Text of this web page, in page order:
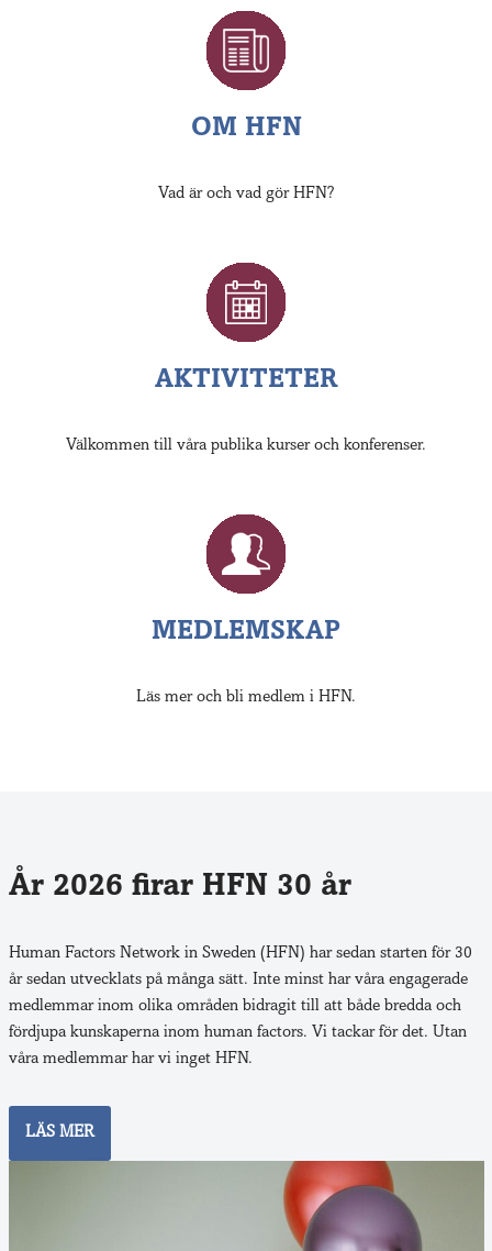
OM HFN
Vad är och vad gör HFN?
AKTIVITETER
Välkommen till våra publika kurser och konferenser.
MEDLEMSKAP
Läs mer och bli medlem i HFN.
År 2026 firar HFN 30 år
Human Factors Network in Sweden (HFN) har sedan starten för 30
år sedan utveck­lats på många sätt. Inte minst har våra engagerade
medlemmar inom olika områden bidragit till att både bredda och
fördjupa kunskaperna inom human factors. Vi tackar för det. Utan
våra medlemmar har vi inget HFN.
LÄS MER